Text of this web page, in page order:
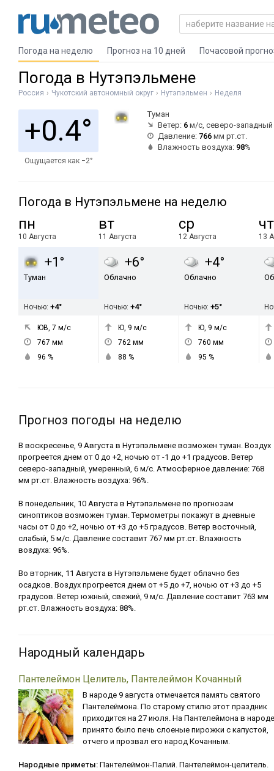
Погода на неделю Прогноз на 10 дней Почасовой
Погода в Нутэпэльмене
Россия Чукотский автономный округ Нутэпэльмен Неделя
+0.4°
Ощущается как −2°
Туман
Ветер: 6 м/с, северо-западный
Давление: 766 мм рт.ст.
Влажность воздуха: 98%
Погода в Нутэпэльмене на неделю
пн
10 Августа
+1°
Туман
Ночью: +4°
ЮВ, 7 м/с
767 мм
96 %
вт
11 Августа
+6°
Облачно
Ночью: +4°
Ю, 9 м/с
762 мм
88 %
ср
12 Августа
+4°
Облачно
Ночью: +5°
Ю, 9 м/с
760 мм
95 %
чт
13
Прогноз погоды на неделю
В воскресенье, 9 Августа в Нутэпэльмене возможен туман. Воздух
прогреется днем от 0 до +2, ночью от -1 до +1 градусов. Ветер
северо-западный, умеренный, 6 м/с. Атмосферное давление: 768
мм рт.ст. Влажность воздуха: 96%.
В понедельник, 10 Августа в Нутэпэльмене по прогнозам
синоптиков возможен туман. Термометры покажут в дневные
часы от 0 до +2, ночью от +3 до +5 градусов. Ветер восточный,
слабый, 5 м/с. Давление составит 767 мм рт.ст. Влажность
воздуха: 96%.
Во вторник, 11 Августа в Нутэпэльмене будет облачно без
осадков. Воздух прогреется днем от +5 до +7, ночью от +3 до +5
градусов. Ветер южный, свежий, 9 м/с. Давление составит 763 мм
рт.ст. Влажность воздуха: 88%.
Народный календарь
Пантелеймон Целитель, Пантелеймон Кочанный
В народе 9 августа отмечается память святого
Пантелеймона. По старому стилю этот праздник
приходится на 27 июля. На Пантелеймона в народе
принято было печь слоеные пирожки с капустой,
отчего и прозвал его народ Кочанным.
Народные приметы: Пантелеймон-Палий. Пантелеймон-целитель.